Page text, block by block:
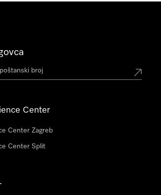
Center
Center Zagreb
Center Split